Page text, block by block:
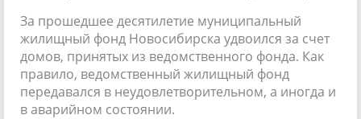
За прошедшее десятилетие муниципальный
жилищный фонд Новосибирска удвоился за счет
домов, принятых из ведомственного фонда. Как
правило, ведомственный жилищный фонд
передавался в неудовлетворительном, а иногда и
в аварийном состоянии.